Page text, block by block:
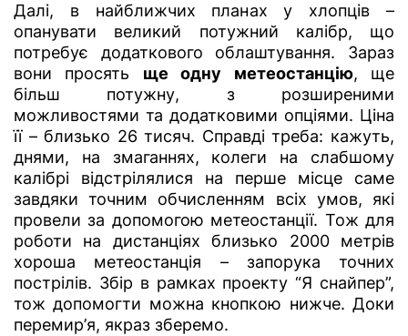
Далі, в найближчих планах у хлопців –
опанувати великий потужний калібр, що
потребує додаткового облаштування. Зараз
вони просять ще одну метеостанцію, ще
більш потужну, з розширеними
можливостями та додатковими опціями. Ціна
її – близько 26 тисяч. Справді треба: кажуть,
днями, на змаганнях, колеги на слабшому
калібрі відстрілялися на перше місце саме
завдяки точним обчисленням всіх умов, які
провели за допомогою метеостанції. Тож для
роботи на дистанціях близько 2000 метрів
хороша метеостанція – запорука точних
пострілів. Збір в рамках проекту “Я снайпер”,
тож допомогти можна кнопкою нижче. Доки
перемир’я, якраз зберемо.